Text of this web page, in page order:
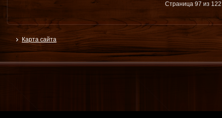
Страница 97 из 122
Карта сайта